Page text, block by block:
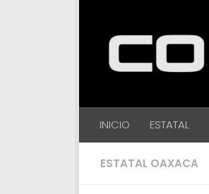
INICIO ESTATAL
ESTATAL OAXACA